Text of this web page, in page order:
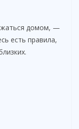
домом, —
есть правила,